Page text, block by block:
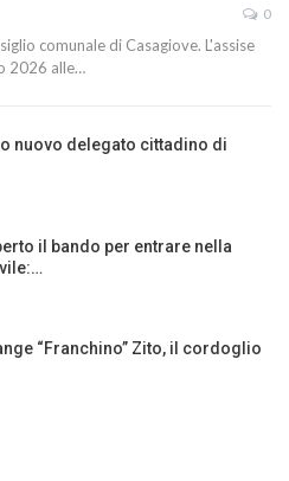
0
comunale di Casagiove. L'assise
2026 alle…
nuovo delegato cittadino di
il bando per entrare nella
“Franchino” Zito, il cordoglio